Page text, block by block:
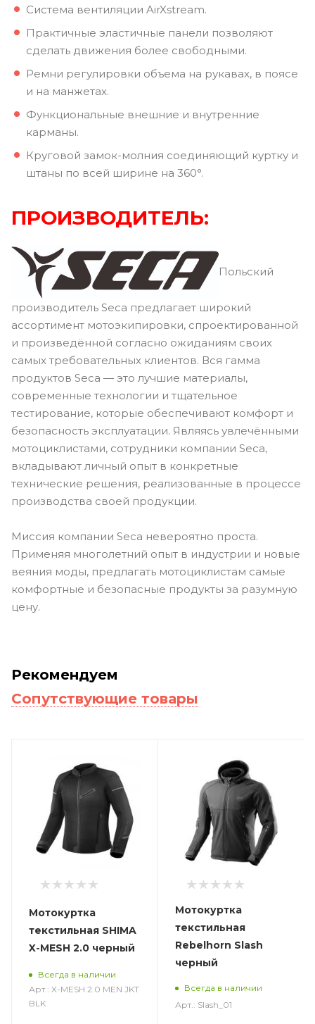
Система вентиляции AirXstream.
Практичные эластичные панели позволяют
сделать движения более свободными.
Ремни регулировки объема на рукавах, в поясе
и на манжетах.
Функциональные внешние и внутренние
карманы.
Круговой замок-молния соединяющий куртку и
штаны по всей ширине на 360°.
ПРОИЗВОДИТЕЛЬ:
Польский
производитель Seca предлагает широкий
ассортимент мотоэкипировки, спроектированной
и произведённой согласно ожиданиям своих
самых требовательных клиентов. Вся гамма
продуктов Seca — это лучшие материалы,
современные технологии и тщательное
тестирование, которые обеспечивают комфорт и
безопасность эксплуатации. Являясь увлечёнными
мотоциклистами, сотрудники компании Seca,
вкладывают личный опыт в конкретные
технические решения, реализованные в процессе
производства своей продукции.
Миссия компании Seca невероятно проста.
Применяя многолетний опыт в индустрии и новые
веяния моды, предлагать мотоциклистам самые
комфортные и безопасные продукты за разумную
цену.
Рекомендуем
Сопутствующие товары
Мотокуртка
текстильная SHIMA
X-MESH 2.0 черный
Всегда в наличии
Арт.: X-MESH 2.0 MEN JKT
BLK
Мотокуртка
текстильная
Rebelhorn Slash
черный
Всегда в наличии
Арт.: Slash_01